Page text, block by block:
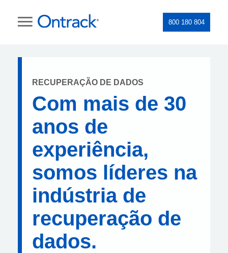
800 180 804
RECUPERAÇÃO DE DADOS
Com mais de 30
anos de
experiência,
somos líderes na
indústria de
recuperação de
dados.